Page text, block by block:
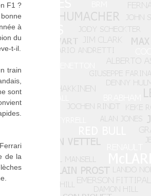
F1 ?
à
du
t-il.
train
sont
de la